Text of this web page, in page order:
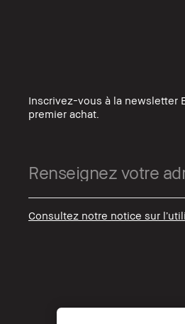
Inscrivez-vous à la newsletter
premier achat.
Consultez notre notice sur